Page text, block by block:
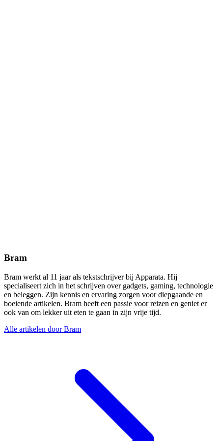
Bram
Bram werkt al 11 jaar als tekstschrijver bij Apparata. Hij
specialiseert zich in het schrijven over gadgets, gaming, technologie
en beleggen. Zijn kennis en ervaring zorgen voor diepgaande en
boeiende artikelen. Bram heeft een passie voor reizen en geniet er
ook van om lekker uit eten te gaan in zijn vrije tijd.
Alle artikelen door Bram